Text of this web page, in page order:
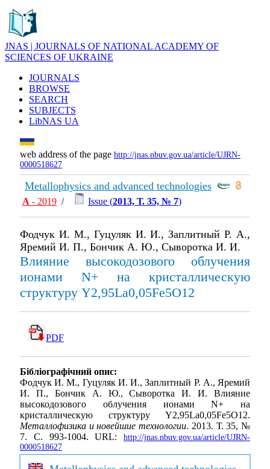
JNAS | JOURNALS OF NATIONAL ACADEMY OF
SCIENCES OF UKRAINE
JOURNALS
BROWSE
SEARCH
SUBJECTS
LibNAS UA
web address of the page http://jnas.nbuv.gov.ua/article/UJRN-
0000518627
Metallophysics and advanced technologies
А - 2019 / Issue (2013, Т. 35, № 7)
Фодчук И. М., Гуцуляк И. И., Заплитный Р. А.,
Яремий И. П., Бончик А. Ю., Сыворотка И. И.
Влияние высокодозового облучения
ионами N+ на кристаллическую
структуру Y2,95La0,05Fe5O12
PDF
Бібліографічний опис:
Фодчук И. М., Гуцуляк И. И., Заплитный Р. А., Яремий
И. П., Бончик А. Ю., Сыворотка И. И. Влияние
высокодозового облучения ионами N+ на
кристаллическую структуру Y2,95La0,05Fe5O12.
Металлофизика и новейшие технологии. 2013. Т. 35, №
7. С. 993-1004. URL: http://jnas.nbuv.gov.ua/article/UJRN-
0000518627